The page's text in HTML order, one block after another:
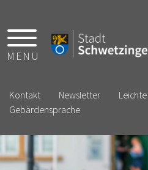
MENÜ
Kontakt Newsletter
Gebärdensprache